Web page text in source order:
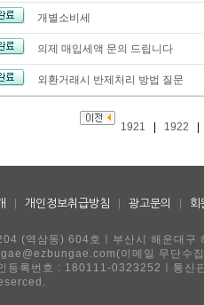
개별소비세
의제 매입세액 문의 드립니다
외환거래시 반제처리 방법 질문
1921 1922
개인정보취급방침 광고문의 회
(역삼동) 604호ㅣ부산시 해운대
이메일 무단수집
등록번호 : 180111-0323252ㅣ통신